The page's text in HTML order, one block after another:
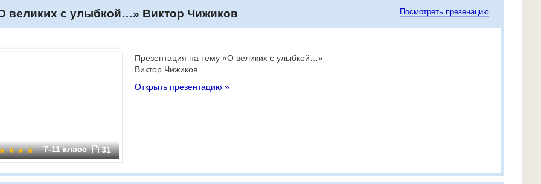
великих с улыбкой…» Виктор Чижиков Посмотреть презенацию
7-11 класс 31
Презентация на тему «О великих с улыбкой…»
Виктор Чижиков
Открыть презентацию »